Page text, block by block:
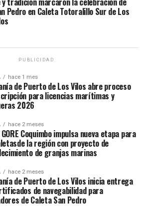
Pedro en Caleta Totoralillo Sur de Los
PUBLICIDAD
hace 1 mes
de Puerto de Los Vilos abre proceso
para licencias marítimas y
2026
hace 2 meses
GORE Coquimbo impulsa nueva etapa para
la región con proyecto de
de granjas marinas
hace 2 meses
de Puerto de Los Vilos inicia entrega
de navegabilidad para
de Caleta San Pedro